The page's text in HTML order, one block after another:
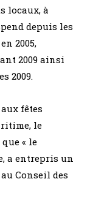
locaux, à
depuis les
2005,
2009 ainsi
2009.
fêtes
le
« le
a entrepris un
Conseil des